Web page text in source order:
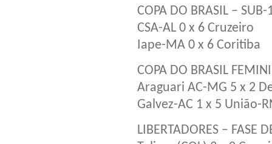
COPA DO BRASIL –
CSA-AL 0 x 6 Cruzeiro
Iape-MA 0 x 6 Coritiba
COPA DO BRASIL
Araguari AC-MG 5 x 2
Galvez-AC 1 x 5 União-
LIBERTADORES – FASE